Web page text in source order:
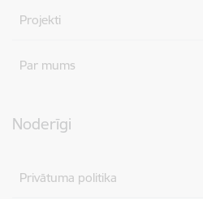
Projekti
Par mums
Noderīgi
Privātuma politika